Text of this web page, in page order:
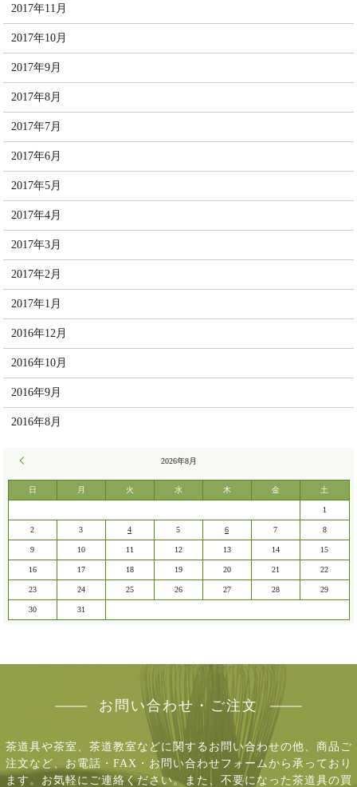
2017年11月
2017年10月
2017年9月
2017年8月
2017年7月
2017年6月
2017年5月
2017年4月
2017年3月
2017年2月
2017年1月
2016年12月
2016年10月
2016年9月
2016年8月
2026年8月
日 月 火 水 木 金 土
1
2 3 4 5 6 7 8
9 10 11 12 13 14 15
16 17 18 19 20 21 22
23 24 25 26 27 28 29
30 31
お問い合わせ・ご注文
茶道具や茶室、茶道教室などに関するお問い合わせの他、商品ご
注文など、 お電話・FAX・お問い合わせフォームから承っており
ます。お気軽にご連絡ください。 また、不要になった茶道具の買